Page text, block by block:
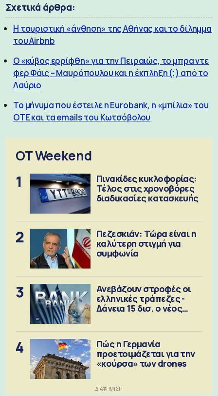
Σχετικά άρθρα:
H τουριστική «άνθηση» της Αθήνας και το δίλημμα
του Airbnb
Ο «κύβος ερρίφθη» για την Πειραιώς, το μπρα ντε
φερ Φάις – Μαυρόπουλου και η έκπληξη (;) από το
Λαύριο
Το μήνυμα που έστειλε η Eurobank, η «μπίλια» του
ΟΤΕ και τα emails του Κωτσόβολου
OT Weekend
1
Πινακίδες κυκλοφορίας:
Τέλος στις χρονοβόρες
διαδικασίες κατασκευής
2
Πεζεσκιάν: Τώρα είναι η
καλύτερη στιγμή για
συμφωνία
3
Ανεβάζουν στροφές οι
ελληνικές τράπεζες -
Δάνεια 15 δισ. ο νέος
4
Πώς η Γερμανία
προετοιμάζεται για την
«κούρσα» των drones